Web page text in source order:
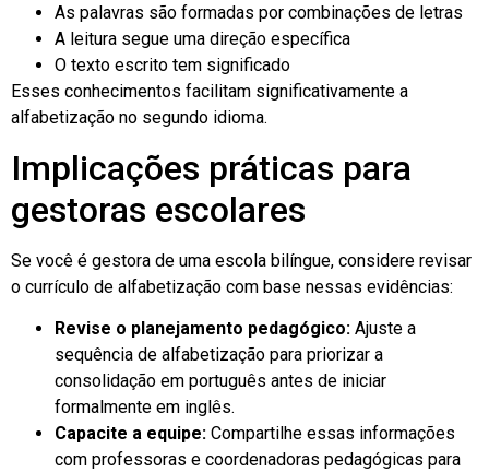
As palavras são formadas por combinações de letras
A leitura segue uma direção específica
O texto escrito tem significado
Esses conhecimentos facilitam significativamente a
alfabetização no segundo idioma.
Implicações práticas para
gestoras escolares
Se você é gestora de uma escola bilíngue, considere revisar
o currículo de alfabetização com base nessas evidências:
Revise o planejamento pedagógico: Ajuste a
sequência de alfabetização para priorizar a
consolidação em português antes de iniciar
formalmente em inglês.
Capacite a equipe: Compartilhe essas informações
com professoras e coordenadoras pedagógicas para